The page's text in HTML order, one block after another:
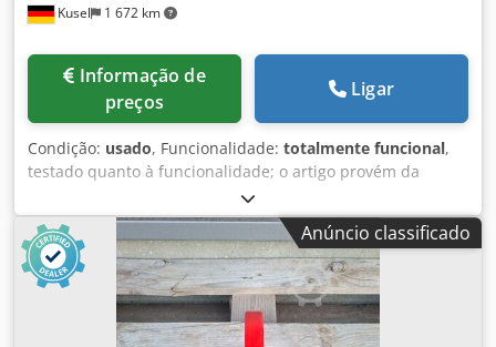
Kusel 1 672 km
preços
Ligar
Condição: usado, Funcionalidade: totalmente funcional,
testado quanto à funcionalidade; o artigo provém da
desmontagem de instalações de um fornecedor da
indústria automóvel Fabricante: TECNA Tipo: 9337
Intervalo de carga: 4–6 kg Comprimento do cabo: 2,0 m
Invólucro: fundição de alumínio sob pressão Chjdpfxozmm
Rao Ah Aja Suspensão: giratório com bloqueio de
segurança Área de aplicação: alívio de carga de
ferramentas, linhas de montagem Bloqueio de segurança:
Anúncio classificado